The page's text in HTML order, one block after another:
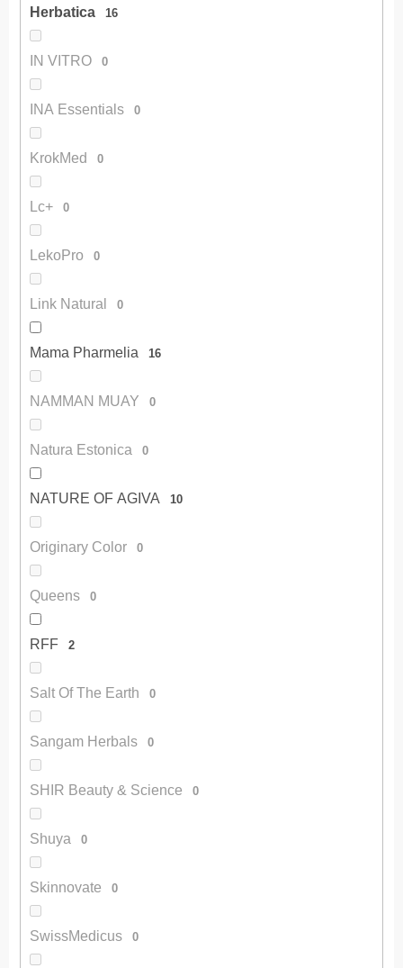
Herbatica 16
IN VITRO 0
INA Essentials 0
KrokMed 0
Lc+ 0
LekoPro 0
Link Natural 0
Mama Pharmelia 16
NAMMAN MUAY 0
Natura Estonica 0
NATURE OF AGIVA 10
Originary Color 0
Queens 0
RFF 2
Salt Of The Earth 0
Sangam Herbals 0
SHIR Beauty & Science 0
Shuya 0
Skinnovate 0
SwissMedicus 0